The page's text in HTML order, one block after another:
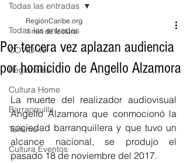
Todas las entradas
COVID-19
Regionales
Cultura Home
Barranquilla
Turismo
Cultura Eventos
Todas las entradas
Por tercera vez aplazan audiencia
por homicidio de Angello Alzamora
RegiónCaribe.org
1 min de lectura
La muerte del realizador audiovisual
Angello Alzamora que conmocionó la
sociedad barranquillera y que tuvo un
alcance nacional, se produjo el
pasado 18 de noviembre del 2017.